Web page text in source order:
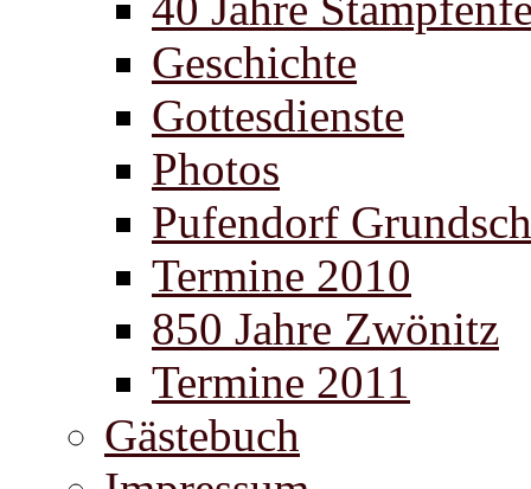
Geschichte
Gottesdienste
Photos
Pufendorf
Termine 2010
850 Jahre Zwönitz
Termine 2011
Gästebuch